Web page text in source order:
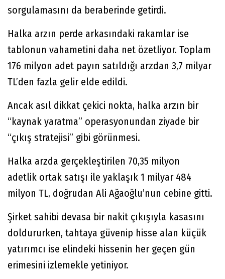
sorgulamasını da beraberinde getirdi.
Halka arzın perde arkasındaki rakamlar ise
tablonun vahametini daha net özetliyor. Toplam
176 milyon adet payın satıldığı arzdan 3,7 milyar
TL’den fazla gelir elde edildi.
Ancak asıl dikkat çekici nokta, halka arzın bir
“kaynak yaratma” operasyonundan ziyade bir
“çıkış stratejisi” gibi görünmesi.
Halka arzda gerçekleştirilen 70,35 milyon
adetlik ortak satışı ile yaklaşık 1 milyar 484
milyon TL, doğrudan Ali Ağaoğlu’nun cebine gitti.
Şirket sahibi devasa bir nakit çıkışıyla kasasını
doldururken, tahtaya güvenip hisse alan küçük
yatırımcı ise elindeki hissenin her geçen gün
erimesini izlemekle yetiniyor.